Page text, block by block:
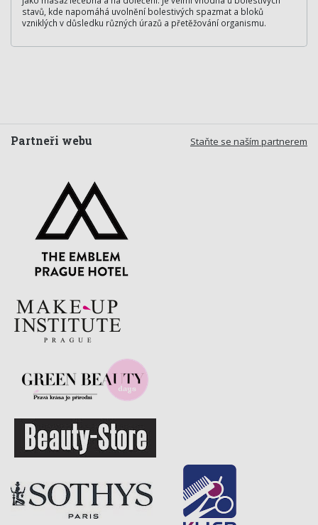
stavů, kde napomáhá uvolnění bolestivých spazmat a bloků
vzniklých v důsledku různých úrazů a přetěžování organismu.
Staňte se naším partnerem
Partneři webu